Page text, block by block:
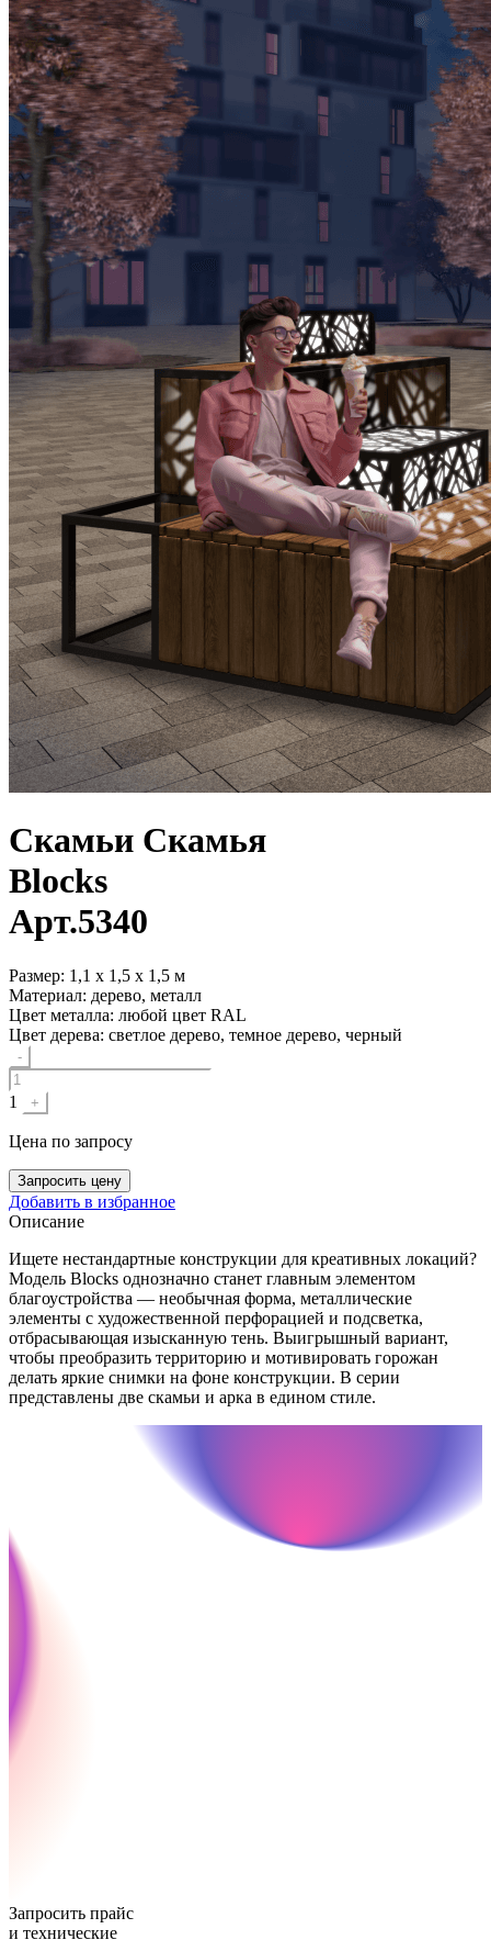
Скамьи Скамья
Blocks
Арт.5340
Размер: 1,1 х 1,5 х 1,5 м
Материал: дерево, металл
Цвет металла: любой цвет RAL
Цвет дерева: светлое дерево, темное дерево, черный
Quantity
-
1 +
Цена по запросу
Запросить цену
Добавить в избранное
Описание
Ищете нестандартные конструкции для креативных локаций?
Модель Blocks однозначно станет главным элементом
благоустройства — необычная форма, металлические
элементы с художественной перфорацией и подсветка,
отбрасывающая изысканную тень. Выигрышный вариант,
чтобы преобразить территорию и мотивировать горожан
делать яркие снимки на фоне конструкции. В серии
представлены две скамьи и арка в едином стиле.
Запросить прайс
и технические